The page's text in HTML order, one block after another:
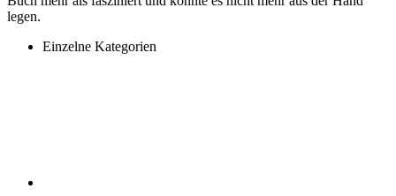
legen.
Einzelne Kategorien